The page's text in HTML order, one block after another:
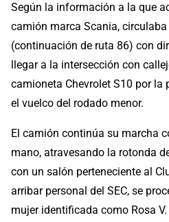
Según la información a la que
camión marca Scania,
(continuación de ruta 86) con
llegar a la intersección con
camioneta Chevrolet S10 por la
el vuelco del rodado menor.
El camión continúa su marcha
mano, atravesando la rotonda
con un salón perteneciente al
arribar personal del SEC, se
mujer identificada como Rosa